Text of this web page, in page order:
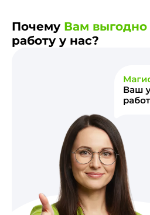
Почему Вам выгодно
работу у нас?